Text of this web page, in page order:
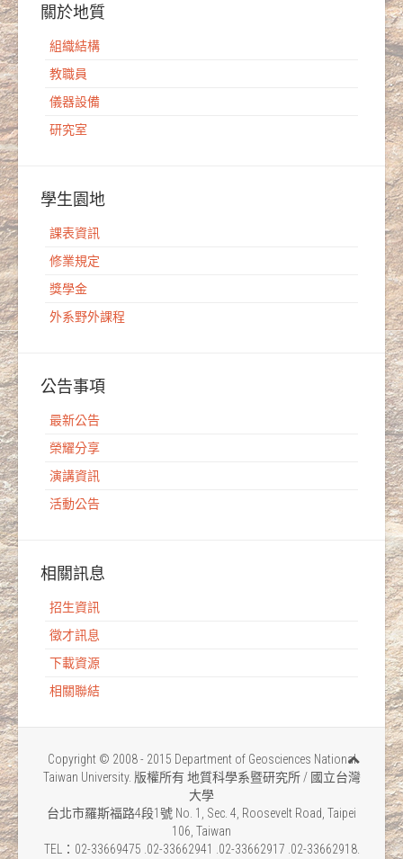
關於地質
組織結構
教職員
儀器設備
研究室
學生園地
課表資訊
修業規定
獎學金
外系野外課程
公告事項
最新公告
榮耀分享
演講資訊
活動公告
相關訊息
招生資訊
徵才訊息
下載資源
相關聯結
Copyright © 2008 - 2015 Department of Geosciences National
Taiwan University. 版權所有 地質科學系暨研究所 / 國立台灣
大學
台北市羅斯福路4段1號 No. 1, Sec. 4, Roosevelt Road, Taipei
106, Taiwan
TEL：02-33669475 .02-33662941 .02-33662917 .02-33662918.